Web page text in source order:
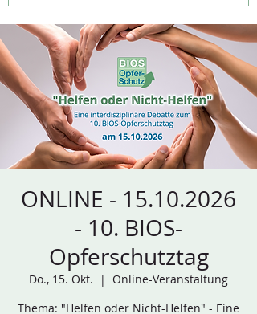
ONLINE - 15.10.2026
- 10. BIOS-
Opferschutztag
Do., 15. Okt.
  |
Online-Veranstaltung
Thema: "Helfen oder Nicht-Helfen" - Eine